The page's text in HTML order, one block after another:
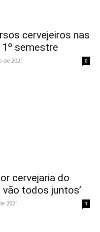
cervejeiros nas
semestre
de 2021 0
cervejaria do
todos juntos’
2021 1